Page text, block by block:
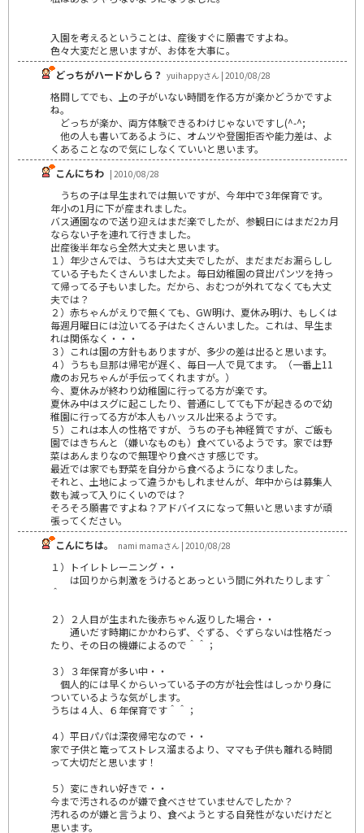
入園を考えるということは、産後すぐに願書ですよね。
色々大変だと思いますが、お体を大事に。
どっちがハードかしら？ yuihappyさん | 2010/08/28
格闘してでも、上の子がいない時間を作る方が楽かどうかですよ
ね。
どっちが楽か、両方体験できるわけじゃないですし(^-^;
他の人も書いてあるように、オムツや登園拒否や能力差は、よ
くあることなので気にしなくていいと思います。
こんにちわ | 2010/08/28
うちの子は早生まれでは無いですが、今年中で3年保育です。
年小の1月に下が産まれました。
バス通園なので送り迎えはまだ楽でしたが、参観日にはまだ2カ月
ならない子を連れて行きました。
出産後半年なら全然大丈夫と思います。
１）年少さんでは、うちは大丈夫でしたが、まだまだお漏らしし
ている子もたくさんいましたよ。毎日幼稚園の貸出パンツを持っ
て帰ってる子もいました。だから、おむつが外れてなくても大丈
夫では？
２）赤ちゃんがえりで無くても、GW明け、夏休み明け、もしくは
毎週月曜日には泣いてる子はたくさんいました。これは、早生ま
れは関係なく・・・
３）これは園の方針もありますが、多少の差は出ると思います。
４）うちも旦那は帰宅が遅く、毎日一人で見てます。（一番上11
歳のお兄ちゃんが手伝ってくれますが。）
今、夏休みが終わり幼稚園に行ってる方が楽です。
夏休み中はスグに起こしたり、普通にしてても下が起きるので幼
稚園に行ってる方が本人もハッスル出来るようです。
５）これは本人の性格ですが、うちの子も神経質ですが、ご飯も
園ではきちんと（嫌いなものも）食べているようです。家では野
菜はあんまりなので無理やり食べさす感じです。
最近では家でも野菜を自分から食べるようになりました。
それと、土地によって違うかもしれませんが、年中からは募集人
数も減って入りにくいのでは？
そろそろ願書ですよね？アドバイスになって無いと思いますが頑
張ってください。
こんにちは。
nami mamaさん | 2010/08/28
１）トイレトレーニング・・
は回りから刺激をうけるとあっという間に外れたりします＾
＾
２）２人目が生まれた後赤ちゃん返りした場合・・
通いだす時期にかかわらず、ぐずる、ぐずらないは性格だっ
たり、その日の機嫌によるので＾＾；
３）３年保育が多い中・・
個人的には早くからいっている子の方が社会性はしっかり身に
ついているような気がします。
うちは４人、６年保育です＾＾；
４）平日パパは深夜帰宅なので・・
家で子供と篭ってストレス溜まるより、ママも子供も離れる時間
って大切だと思います！
５）変にきれい好きで・・
今まで汚されるのが嫌で食べさせていませんでしたか？
汚れるのが嫌と言うより、食べようとする自発性がないだけだと
思います。